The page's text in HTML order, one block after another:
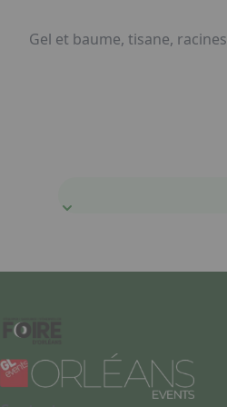
Gel et baume, tisane,